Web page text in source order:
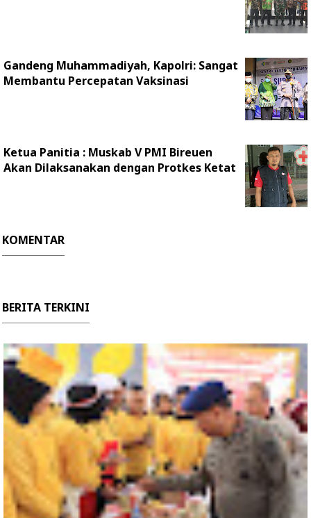
Gandeng Muhammadiyah, Kapolri: Sangat
Membantu Percepatan Vaksinasi
Ketua Panitia : Muskab V PMI Bireuen
Akan Dilaksanakan dengan Protkes Ketat
KOMENTAR
BERITA TERKINI